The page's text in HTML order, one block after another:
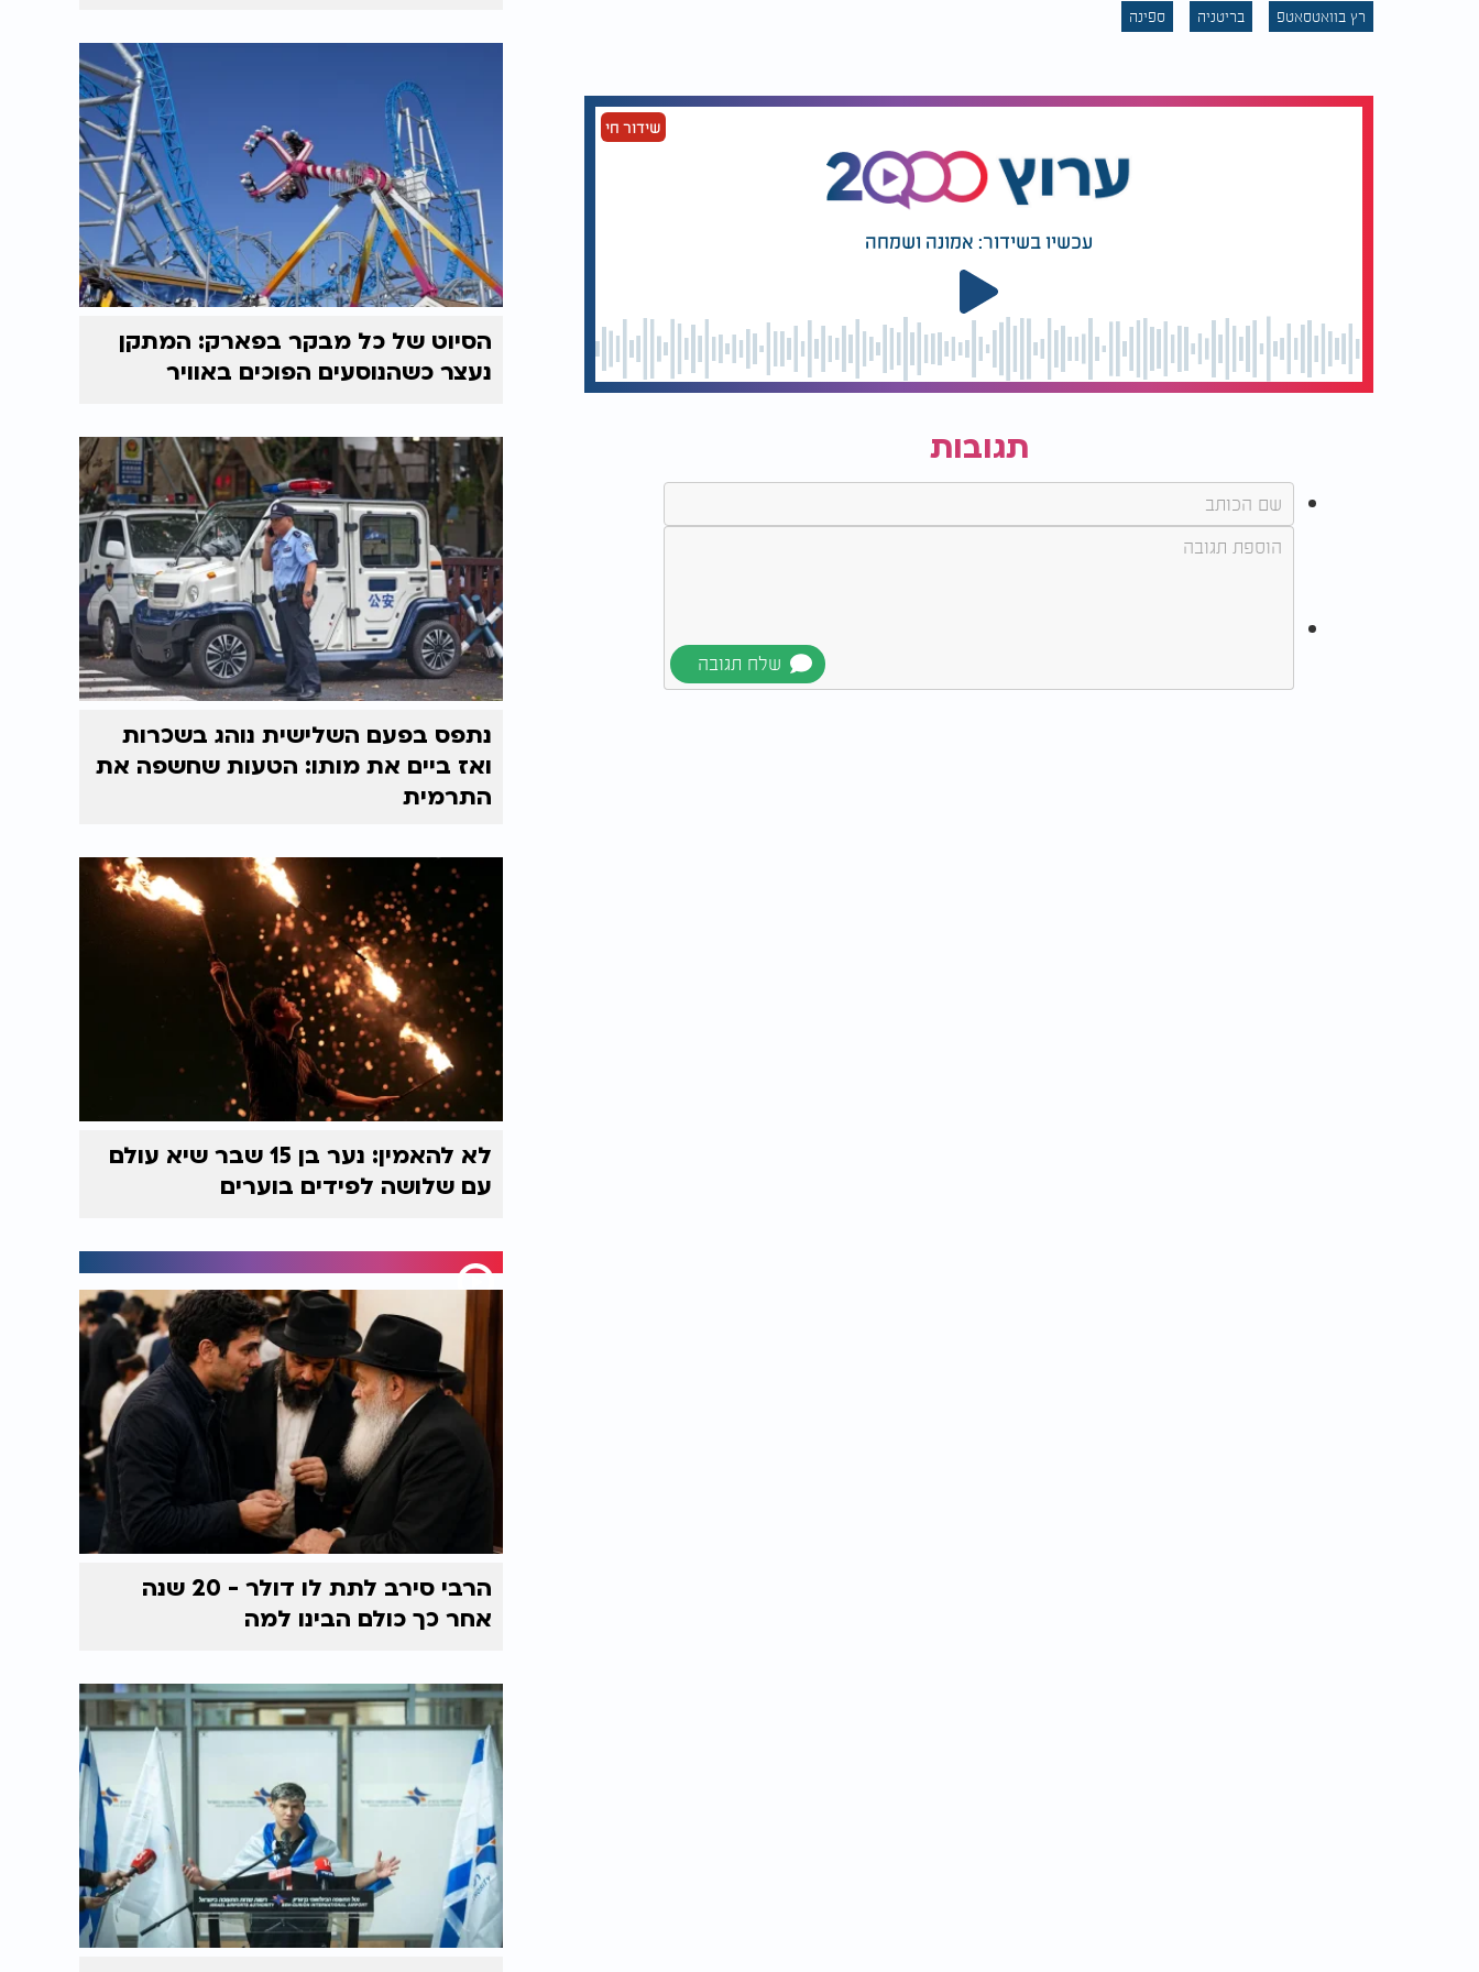
רץ בוואטסאטפ בריטניה ספינה
שידור חי
עכשיו בשידור: אמונה ושמחה
תגובות
הסיוט של כל מבקר בפארק: המתקן
נעצר כשהנוסעים הפוכים באוויר
נתפס בפעם השלישית נוהג בשכרות
ואז ביים את מותו: הטעות שחשפה את
התרמית
לא להאמין: נער בן 15 שבר שיא עולם
עם שלושה לפידים בוערים
הרבי סירב לתת לו דולר - 20 שנה
אחר כך כולם הבינו למה